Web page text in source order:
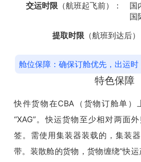
交运时限 （航班起飞前）：
国
国
提取时限 （航班到达后）
舱位保障：确保订舱优先，出运时
特色保障
快件货物在CBA（货物订舱单）
“XAG”。快运货物至少相对两面
签。需使用集装器装载的，集装
带。装散舱的货物，货物缠绕“快